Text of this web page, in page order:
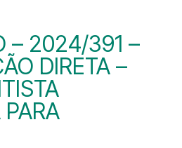
– 2024/391 –
DIRETA –